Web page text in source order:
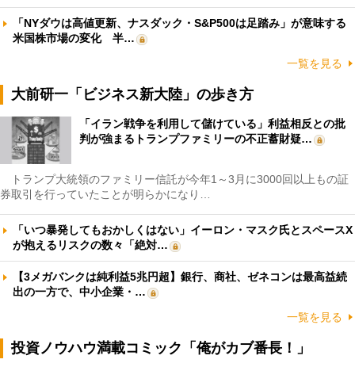
「NYダウは高値更新、ナスダック・S&P500は足踏み」が意味する
米国株市場の変化 半…
一覧を見る
大前研一「ビジネス新大陸」の歩き方
「イラン戦争を利用して儲けている」利益相反との批
判が強まるトランプファミリーの不正蓄財疑…
トランプ大統領のファミリー信託が今年1～3月に3000回以上もの証
券取引を行っていたことが明らかになり…
「いつ暴発してもおかしくはない」イーロン・マスク氏とスペースX
が抱えるリスクの数々「絶対…
【3メガバンクは純利益5兆円超】銀行、商社、ゼネコンは最高益続
出の一方で、中小企業・…
一覧を見る
投資ノウハウ満載コミック「俺がカブ番長！」